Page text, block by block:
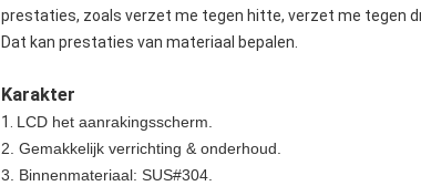
prestaties, zoals verzet me tegen hitte, verzet me tegen
Dat kan prestaties van materiaal bepalen.
Karakter
1. LCD het aanrakingsscherm.
2. Gemakkelijk verrichting & onderhoud.
3. Binnenmateriaal: SUS#304.